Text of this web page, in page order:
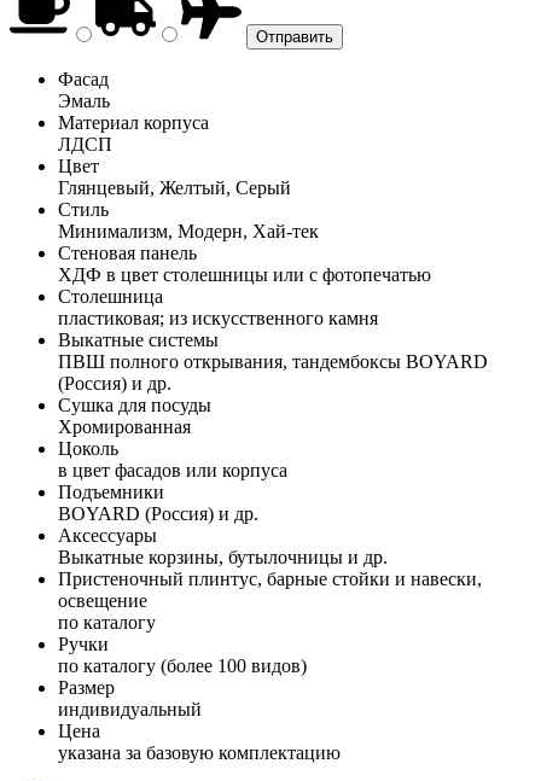
Фасад
Эмаль
Материал корпуса
ЛДСП
Цвет
Глянцевый, Желтый, Серый
Стиль
Минимализм, Модерн, Хай-тек
Стеновая панель
ХДФ в цвет столешницы или с фотопечатью
Столешница
пластиковая; из искусственного камня
Выкатные системы
ПВШ полного открывания, тандембоксы BOYARD
(Россия) и др.
Сушка для посуды
Хромированная
Цоколь
в цвет фасадов или корпуса
Подъемники
BOYARD (Россия) и др.
Аксессуары
Выкатные корзины, бутылочницы и др.
Пристеночный плинтус, барные стойки и навески,
освещение
по каталогу
Ручки
по каталогу (более 100 видов)
Размер
индивидуальный
Цена
указана за базовую комплектацию